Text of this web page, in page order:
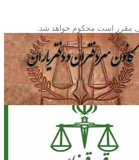
مقرر است محکوم خواهد شد.